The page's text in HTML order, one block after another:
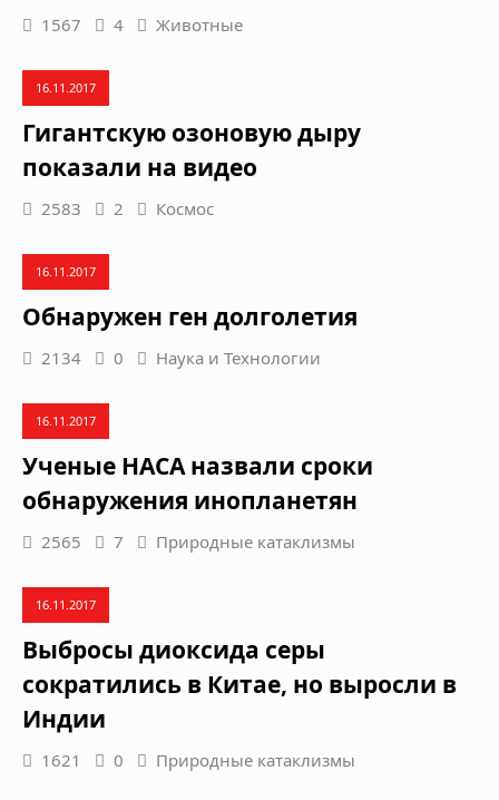
1567 4 Животные
16.11.2017
Гигантскую озоновую дыру
показали на видео
2583 2 Космос
16.11.2017
Обнаружен ген долголетия
2134 0 Наука и Технологии
16.11.2017
Ученые НАСА назвали сроки
обнаружения инопланетян
2565 7 Природные катаклизмы
16.11.2017
Выбросы диоксида серы
сократились в Китае, но выросли в
Индии
1621 0 Природные катаклизмы